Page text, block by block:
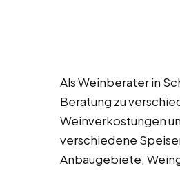
Als Weinberater in
Beratung zu
Weinverkostungen
verschiedene
Anbaugebiete,